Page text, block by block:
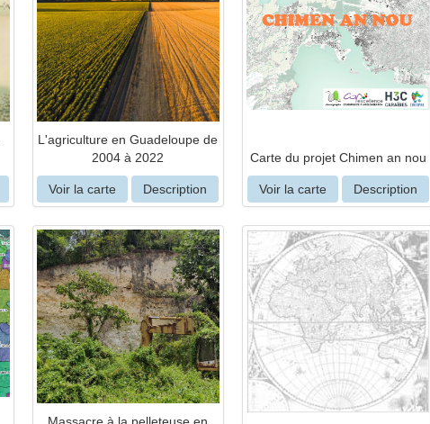
L'agriculture en Guadeloupe de
2004 à 2022
Voir la carte Description
Carte du projet Chimen an nou
Voir la carte Description